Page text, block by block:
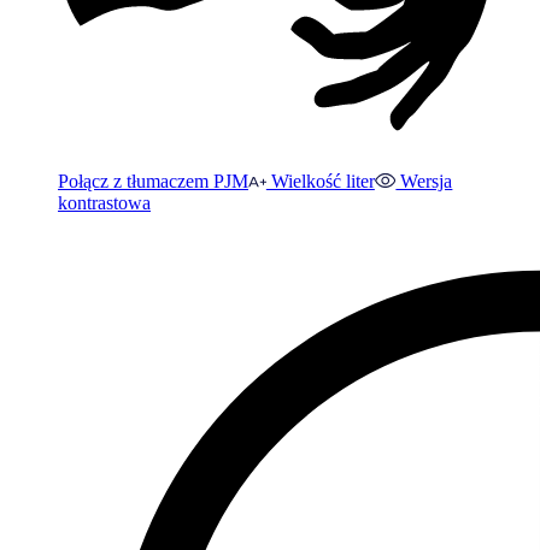
Połącz z tłumaczem PJM Wielkość liter
Wersja
kontrastowa